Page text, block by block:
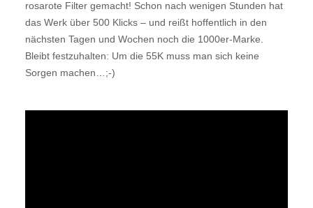
rosarote Filter gemacht! Schon nach wenigen Stunden hat
das Werk über 500 Klicks – und reißt hoffentlich in den
nächsten Tagen und Wochen noch die 1000er-Marke.
Bleibt festzuhalten: Um die 55K muss man sich keine
Sorgen machen…;-)